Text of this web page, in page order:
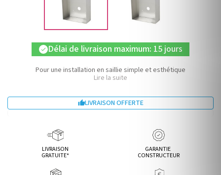
check Délai de livraison maximum: 15 jours
Pour une installation en saillie simple et esthétique
Lire la suite
LIVRAISON OFFERTE
LIVRAISON
GRATUITE*
GARANTIE
CONSTRUCTEUR